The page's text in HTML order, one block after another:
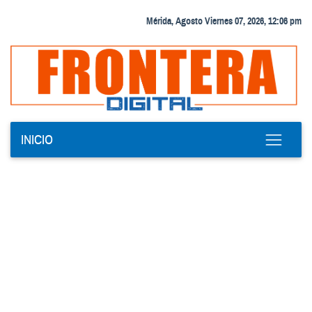
Mérida, Agosto Viernes 07, 2026, 12:06 pm
INICIO